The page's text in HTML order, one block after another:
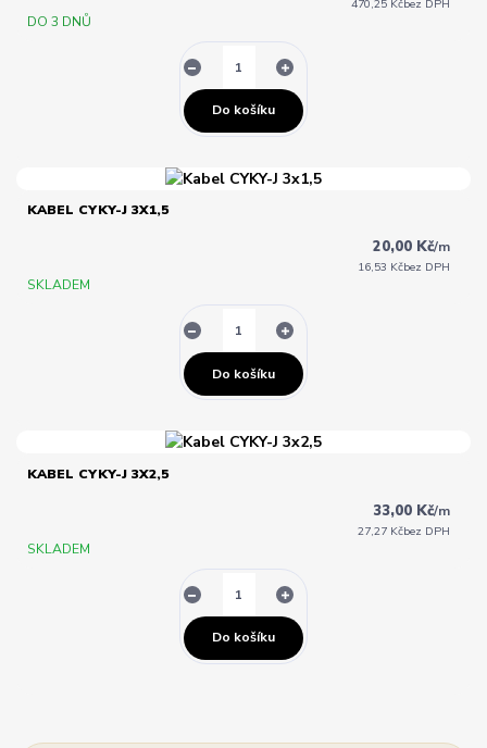
470,25 Kčbez DPH
DO 3 DNŮ
Do košíku
KABEL CYKY-J 3X1,5
20,00 Kč/m
16,53 Kčbez DPH
SKLADEM
Do košíku
KABEL CYKY-J 3X2,5
33,00 Kč/m
27,27 Kčbez DPH
SKLADEM
Do košíku